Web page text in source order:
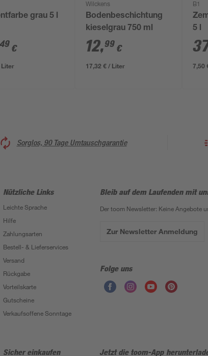
grau 5 l
49 €
Liter
Wilckens
Bodenbeschichtung
kieselgrau 750 ml
12,99 €
17,32 € / Liter
B1
5 l
7,50
Sorglos, 90 Tage Umtauschgarantie
Nützliche Links
Leichte Sprache
Hilfe
Zahlungsarten
Bestell- & Lieferservices
Versand
Rückgabe
Vorteilskarte
Gutscheine
Verkaufsoffene Sonntage
Bleib auf dem Laufenden mit
Der toom Newsletter: Keine Angebote
Zur Newsletter Anmeldung
Folge uns
Sicher einkaufen Jetzt die toom-App